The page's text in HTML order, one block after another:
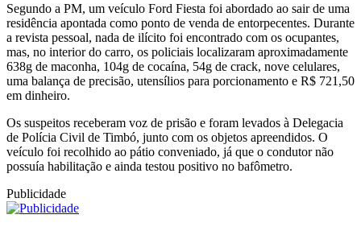
Segundo a PM, um veículo Ford Fiesta foi abordado ao sair de uma
residência apontada como ponto de venda de entorpecentes. Durante
a revista pessoal, nada de ilícito foi encontrado com os ocupantes,
mas, no interior do carro, os policiais localizaram aproximadamente
638g de maconha, 104g de cocaína, 54g de crack, nove celulares,
uma balança de precisão, utensílios para porcionamento e R$ 721,50
em dinheiro.
Os suspeitos receberam voz de prisão e foram levados à Delegacia
de Polícia Civil de Timbó, junto com os objetos apreendidos. O
veículo foi recolhido ao pátio conveniado, já que o condutor não
possuía habilitação e ainda testou positivo no bafômetro.
Publicidade